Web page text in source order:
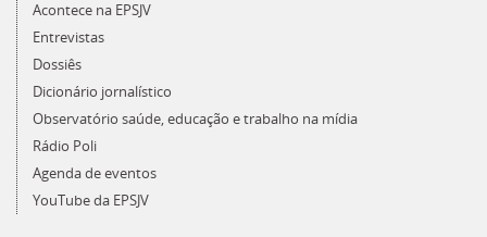
Acontece na EPSJV
Entrevistas
Dossiês
Dicionário jornalístico
Observatório saúde, educação e trabalho na mídia
Rádio Poli
Agenda de eventos
YouTube da EPSJV